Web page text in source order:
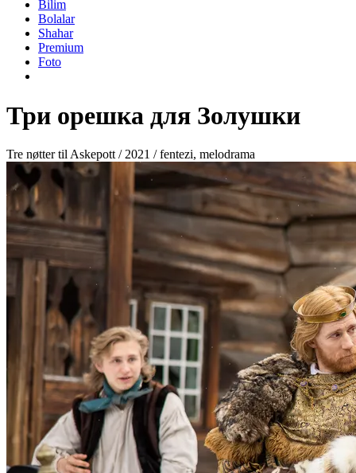
Bilim
Bolalar
Shahar
Premium
Foto
Три орешка для Золушки
Tre nøtter til Askepott / 2021 / fentezi, melodrama